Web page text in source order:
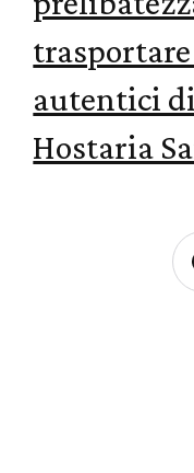
autentici
Hostaria